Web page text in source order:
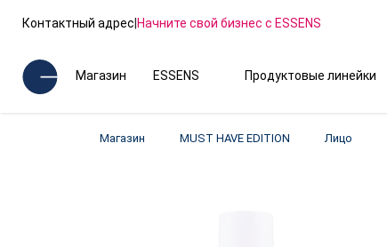
Контактный адрес|Начните свой бизнес с ESSENS
Магазин ESSENS Продуктовые линейки
Магазин MUST HAVE EDITION Лицо